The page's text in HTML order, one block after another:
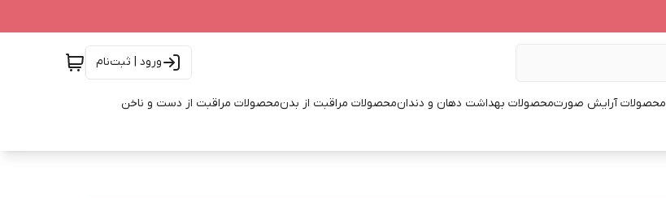
ورود | ثبت‌نام
محصولات آرایش صورتمحصولات بهداشت دهان و دندانمحصولات مراقبت از بدنمحصولات مراقبت از دست و ناخن